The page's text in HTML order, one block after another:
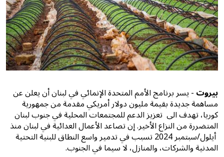
بيروت- يسر برنامج الأمم المتحدة الإنمائي في لبنان أن يعلن عن
مساهمة جديدة بقيمة مليون دولار أمريكي مقدمة من جمهورية
كوريا، تهدف الى تعزيز الدعم للمجتمعات المحلية في جنوب لبنان
المتضررة من النزاع الأخير. إن تصاعد الأعمال العدائية في لبنان منذ
أيلول/سبتمبر 2024 تسبب في تدمير واسع النطاق للبنية التحتية
المدنية والشركات، والمنازل، لا سيما في الجنوب.